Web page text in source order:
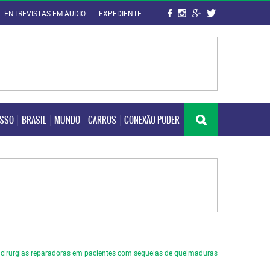
ENTREVISTAS EM ÁUDIO EXPEDIENTE
BRASIL MUNDO CARROS CONEXÃO PODER
BRASIL MUNDO CARROS CONEXÃO PODER
reparadoras em pacientes com sequelas de queimaduras